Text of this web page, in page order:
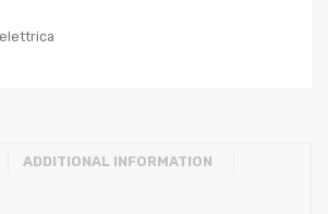
ADDITIONAL INFORMATION